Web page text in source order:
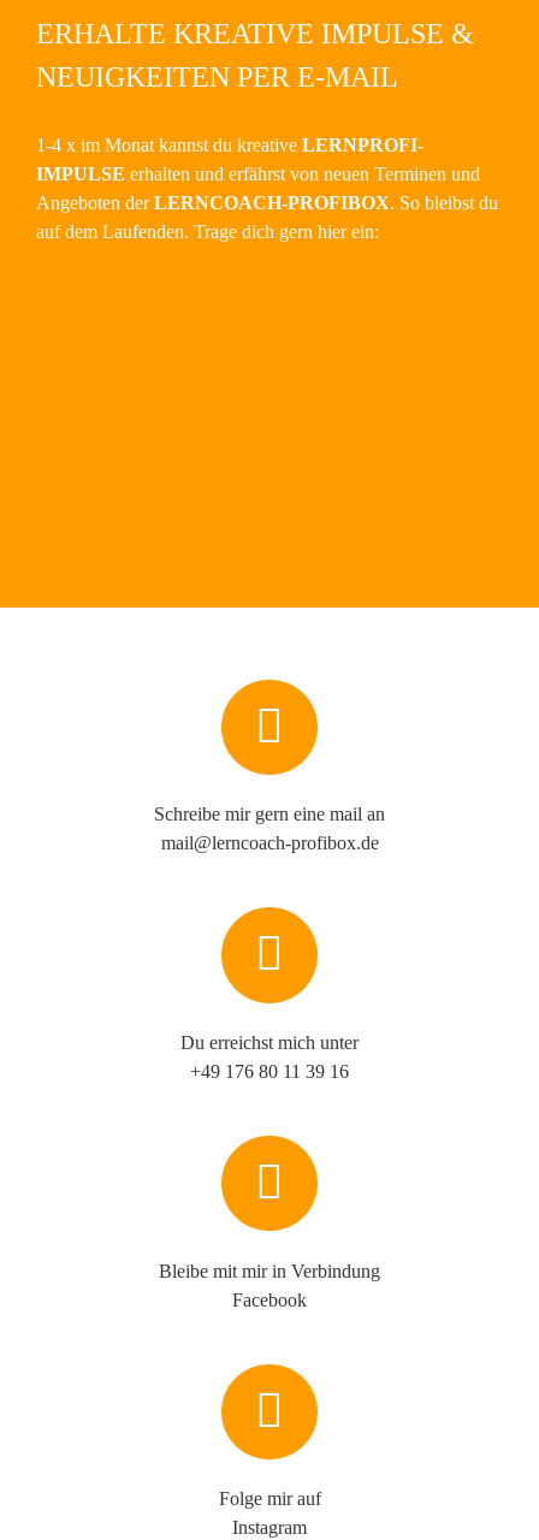
ERHALTE KREATIVE IMPULSE &
NEUIGKEITEN PER E-MAIL
1-4 x im Monat kannst du kreative LERNPROFI-
IMPULSE erhalten und erfährst von neuen Terminen und
Angeboten derLERNCOACH-PROFIBOX. So bleibst du
auf dem Laufenden. Trage dich gern hier ein:
Schreibe mir gern eine mail an
mail@lerncoach-profibox.de
Du erreichst mich unter
+49 176 80 11 39 16
Bleibe mit mir in Verbindung
Facebook
Folge mir auf
Instagram